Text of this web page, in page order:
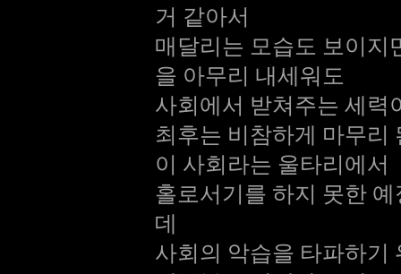
거 같아서
매달리는 모습도 보이지
을 아무리 내세워도
사회에서 받쳐주는 세력
최후는 비참하게 마무리
이 사회라는 울타리에서
홀로서기를 하지 못한
데
사회의 악습을 타파하기